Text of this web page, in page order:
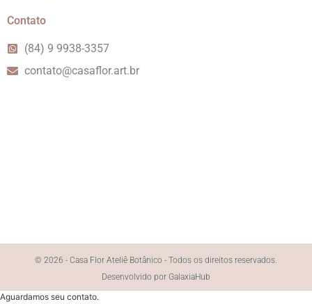
Contato
(84) 9 9938-3357
contato@casaflor.art.br
© 2026 - Casa Flor Ateliê Botânico - Todos os direitos reservados.
Desenvolvido por GalaxiaHub
Aguardamos seu contato.